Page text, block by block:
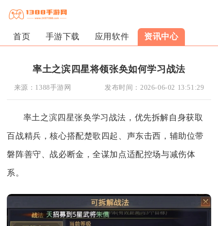
首页 手游下载 应用软件 资讯中心
率土之滨四星将领张奂如何学习战法
来源： 1388手游网 发布时间： 2026-06-02 13:51:29
率土之滨四星张奂学习战法，优先拆解自身获取
百战精兵，核心搭配楚歌四起、声东击西，辅助位带
磐阵善守、战必断金，全谋加点适配控场与减伤体
系。